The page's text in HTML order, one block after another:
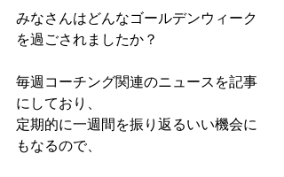
みなさんはどんなゴールデンウィーク
を過ごされましたか？
毎週コーチング関連のニュースを記事
にしており、
定期的に一週間を振り返るいい機会に
もなるので、